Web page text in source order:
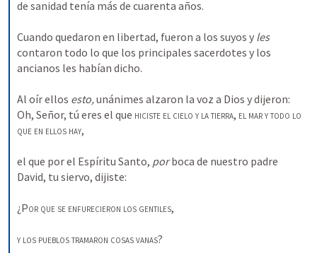
de sanidad tenía más de cuarenta años.
Cuando quedaron en libertad, fueron a los suyos y
les
contaron todo lo que los principales sacerdotes y los
ancianos les habían dicho.
Al oír ellos esto, unánimes alzaron la voz a Dios y dijeron:
Oh, Señor, tú eres el que hiciste el cielo y la tierra, el mar y todo lo
que en ellos hay,
el que por el Espíritu Santo, por boca de nuestro padre
David, tu siervo, dijiste:
¿Por que se enfurecieron los gentiles,
y los pueblos tramaron cosas vanas?